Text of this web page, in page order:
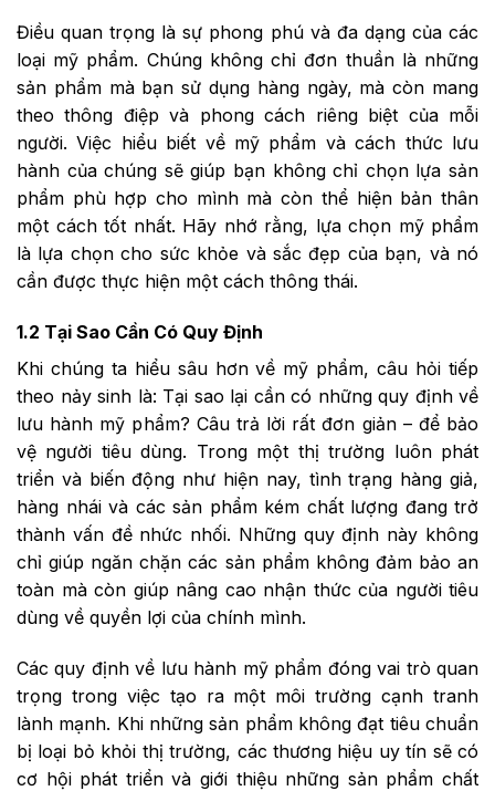
Điều quan trọng là sự phong phú và đa dạng của các
loại mỹ phẩm. Chúng không chỉ đơn thuần là những
sản phẩm mà bạn sử dụng hàng ngày, mà còn mang
theo thông điệp và phong cách riêng biệt của mỗi
người. Việc hiểu biết về mỹ phẩm và cách thức lưu
hành của chúng sẽ giúp bạn không chỉ chọn lựa sản
phẩm phù hợp cho mình mà còn thể hiện bản thân
một cách tốt nhất. Hãy nhớ rằng, lựa chọn mỹ phẩm
là lựa chọn cho sức khỏe và sắc đẹp của bạn, và nó
cần được thực hiện một cách thông thái.
1.2 Tại Sao Cần Có Quy Định
Khi chúng ta hiểu sâu hơn về mỹ phẩm, câu hỏi tiếp
theo nảy sinh là: Tại sao lại cần có những quy định về
lưu hành mỹ phẩm? Câu trả lời rất đơn giản – để bảo
vệ người tiêu dùng. Trong một thị trường luôn phát
triển và biến động như hiện nay, tình trạng hàng giả,
hàng nhái và các sản phẩm kém chất lượng đang trở
thành vấn đề nhức nhối. Những quy định này không
chỉ giúp ngăn chặn các sản phẩm không đảm bảo an
toàn mà còn giúp nâng cao nhận thức của người tiêu
dùng về quyền lợi của chính mình.
Các quy định về lưu hành mỹ phẩm đóng vai trò quan
trọng trong việc tạo ra một môi trường cạnh tranh
lành mạnh. Khi những sản phẩm không đạt tiêu chuẩn
bị loại bỏ khỏi thị trường, các thương hiệu uy tín sẽ có
cơ hội phát triển và giới thiệu những sản phẩm chất